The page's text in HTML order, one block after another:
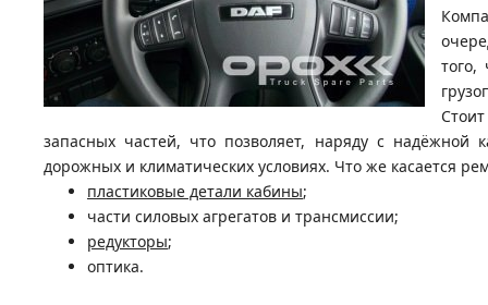
того,
запасных частей, что позволяет, наряду с надёжной
дорожных и климатических условиях. Что же касается
пластиковые детали кабины;
части силовых агрегатов и трансмиссии;
редукторы;
оптика.